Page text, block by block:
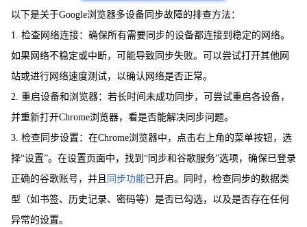
以下是关于Google浏览器多设备同步故障的排查方法：
1. 检查网络连接：确保所有需要同步的设备都连接到稳定的网络。
如果网络不稳定或中断，可能导致同步失败。可以尝试打开其他网
站或进行网络速度测试，以确认网络是否正常。
2. 重启设备和浏览器：若长时间未成功同步，可尝试重启各设备，
并重新打开Chrome浏览器，看是否能解决同步问题。
3. 检查同步设置：在Chrome浏览器中，点击右上角的菜单按钮，选
择“设置”。在设置页面中，找到“同步和谷歌服务”选项，确保已登录
正确的谷歌账号，并且 同步功能已开启。同时，检查同步的数据类
型（如书签、历史记录、密码等）是否已勾选，以及是否存在任何
异常的设置。